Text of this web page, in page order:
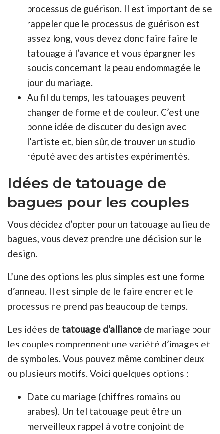
processus de guérison. Il est important de se
rappeler que le processus de guérison est
assez long, vous devez donc faire faire le
tatouage à l’avance et vous épargner les
soucis concernant la peau endommagée le
jour du mariage.
Au fil du temps, les tatouages peuvent
changer de forme et de couleur. C’est une
bonne idée de discuter du design avec
l’artiste et, bien sûr, de trouver un studio
réputé avec des artistes expérimentés.
Idées de tatouage de
bagues pour les couples
Vous décidez d’opter pour un tatouage au lieu de
bagues, vous devez prendre une décision sur le
design.
L’une des options les plus simples est une forme
d’anneau. Il est simple de le faire encrer et le
processus ne prend pas beaucoup de temps.
Les idées de tatouage d’alliance de mariage pour
les couples comprennent une variété d’images et
de symboles. Vous pouvez même combiner deux
ou plusieurs motifs. Voici quelques options :
Date du mariage (chiffres romains ou
arabes). Un tel tatouage peut être un
merveilleux rappel à votre conjoint de